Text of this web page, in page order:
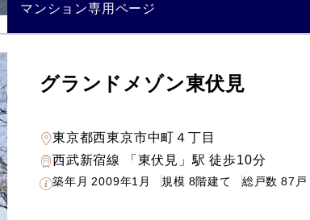
マンション専用ページ
グランドメゾン東伏見
東京都西東京市中町４丁目
西武新宿線 「東伏見」駅 徒歩10分
築年月 2009年1月 規模 8階建て 総戸数 87戸